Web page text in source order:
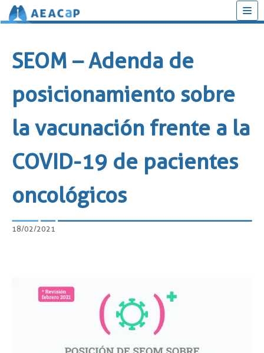
contenido
SEOM – Adenda de
posicionamiento sobre
la vacunación frente a la
COVID-19 de pacientes
oncológicos
18/02/2021